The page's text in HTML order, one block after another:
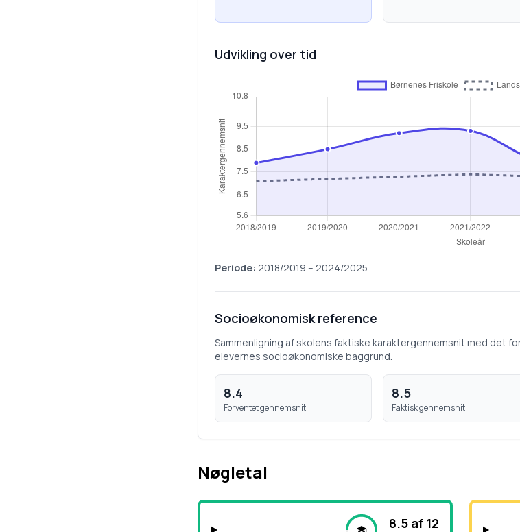
Udvikling over tid
Periode: 2018/2019 – 2024/2025
Socioøkonomisk reference
Sammenligning af skolens faktiske karaktergennemsnit med det
elevernes socioøkonomiske baggrund.
8.4
Forventet gennemsnit
8.5
Faktisk gennemsnit
Nøgletal
8.5 af 12